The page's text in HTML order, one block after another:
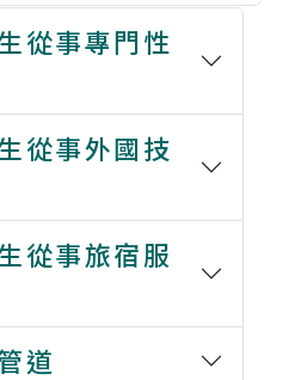
從事專門性
從事外國技
從事旅宿服
道